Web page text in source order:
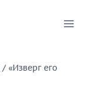
/ «Изверг его